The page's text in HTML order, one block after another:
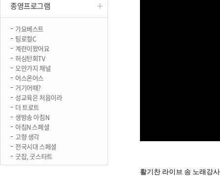
종영프로그램
가요베스트
팀로컬C
계란이왔어요
허심탄회TV
오만가지 채널
어스온어스
거기어때?
성교육은 처음이라
더 트로트
생방송 아침N
아침N 스페셜
고향 생각
전국시대 스페셜
굿잡, 굿스타트
활기찬 라이브 송 노래강